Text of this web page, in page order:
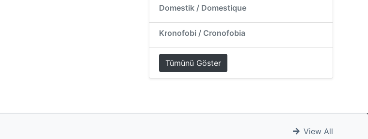
Domestik / Domestique
Kronofobi / Cronofobia
Tümünü Göster
View All